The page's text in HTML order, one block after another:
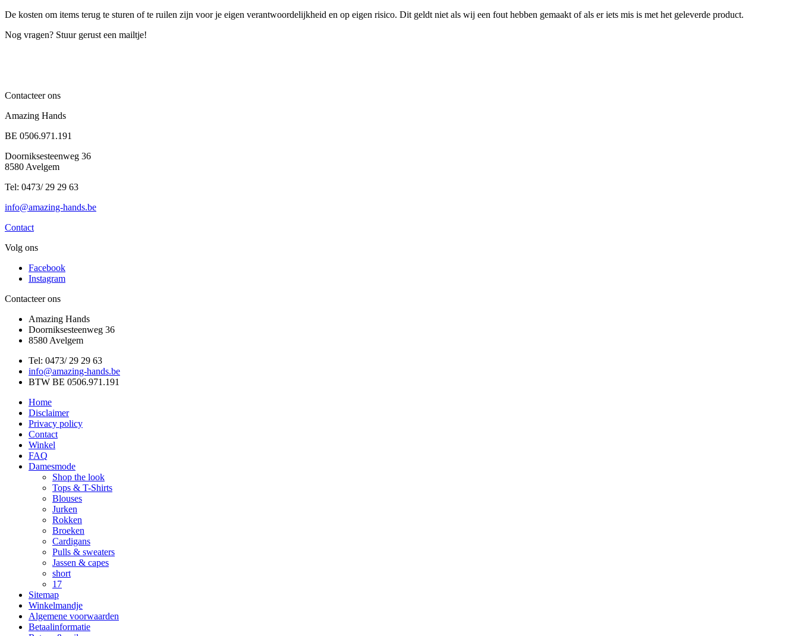
De kosten om items terug te sturen of te ruilen zijn voor je eigen verantwoordelijkheid en op eigen risico. Dit geldt niet als wij een fout hebben gemaakt of als er iets mis is met het geleverde product.
Nog vragen? Stuur gerust een mailtje!
Contacteer ons
Amazing Hands
BE 0506.971.191
Doorniksesteenweg 36
8580 Avelgem
Tel: 0473/ 29 29 63
info@amazing-hands.be
Contact
Volg ons
Facebook
Instagram
Contacteer ons
Amazing Hands
Doorniksesteenweg 36
8580 Avelgem
Tel: 0473/ 29 29 63
info@amazing-hands.be
BTW BE 0506.971.191
Home
Disclaimer
Privacy policy
Contact
Winkel
FAQ
Damesmode
Shop the look
Tops & T-Shirts
Blouses
Jurken
Rokken
Broeken
Cardigans
Pulls & sweaters
Jassen & capes
short
17
Sitemap
Winkelmandje
Algemene voorwaarden
Betaalinformatie